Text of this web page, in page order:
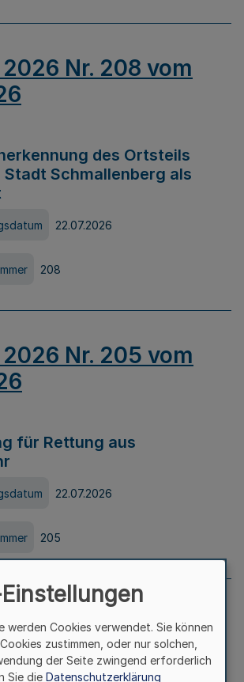
2026 Nr. 208 vom
des Ortsteils
Schmallenberg als
22.07.2026
208
2026 Nr. 205 vom
für Rettung aus
22.07.2026
205
2026 Nr. 204 vom
werden Cookies verwendet. Sie können
zustimmen, oder nur solchen,
der Seite zwingend erforderlich
Sie die Datenschutzerklärung